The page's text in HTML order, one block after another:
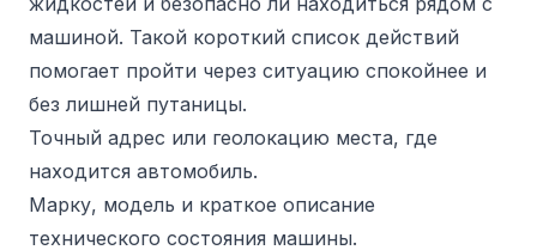
машиной. Такой короткий список действий
помогает пройти через ситуацию спокойнее и
без лишней путаницы.
Точный адрес или геолокацию места, где
находится автомобиль.
Марку, модель и краткое описание
технического состояния машины.